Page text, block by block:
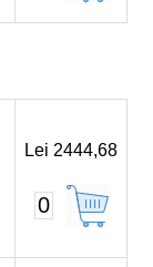
Lei 2444,68
0